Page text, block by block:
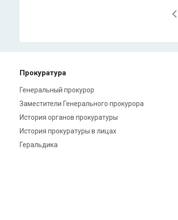
Прокуратура
Генеральный прокурор
Заместители Генерального прокурора
История органов прокуратуры
История прокуратуры в лицах
Геральдика